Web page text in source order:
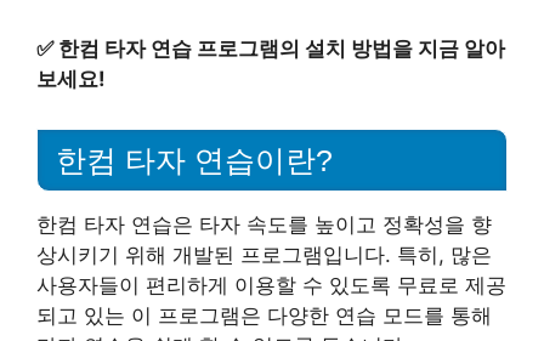
✅ 한컴 타자 연습 프로그램의 설치 방법을 지금 알아
보세요!
한컴 타자 연습이란?
한컴 타자 연습은 타자 속도를 높이고 정확성을 향
상시키기 위해 개발된 프로그램입니다. 특히, 많은
사용자들이 편리하게 이용할 수 있도록 무료로 제공
되고 있는 이 프로그램은 다양한 연습 모드를 통해